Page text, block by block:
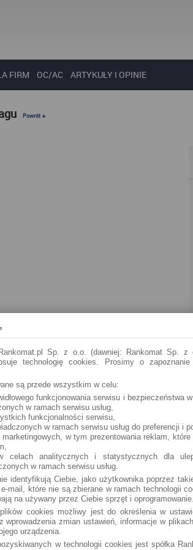
FIRM OC/AC ARTYKUŁY I OPINIE
Powrót ►
Rankomat.pl Sp. z o.o. (dawniej: Rankomat Sp.
technologię cookies. Prosimy o
są przede wszystkim w celu:
funkcjonowania serwisu i bezpieczeństwa
w ramach serwisu usług,
funkcjonalności serwisu,
w ramach serwisu usług do preferencji i
marketingowych, w tym prezentowania reklam, które
celach analitycznych i statystycznych dla
w ramach serwisu usług.
identyfikują Ciebie, jako użytkownika poprzez
mail, które nie są zbierane w ramach technologii
na używany przez Ciebie sprzęt i oprogramowanie.
cookies możliwy jest do określenia w
wprowadzenia zmian ustawień, informacje w
urządzenia.
w technologii cookies jest spółka